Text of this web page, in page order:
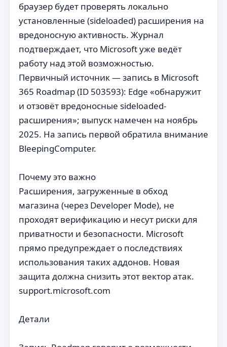
браузер будет проверять локально
установленные (sideloaded) расширения на
вредоносную активность. Журнал
подтверждает, что Microsoft уже ведёт
работу над этой возможностью.
Первичный источник — запись в Microsoft
365 Roadmap (ID 503593): Edge «обнаружит
и отзовёт вредоносные sideloaded-
расширения»; выпуск намечен на ноябрь
2025. На запись первой обратила внимание
BleepingComputer.
Почему это важно
Расширения, загруженные в обход
магазина (через Developer Mode), не
проходят верификацию и несут риски для
приватности и безопасности. Microsoft
прямо предупреждает о последствиях
использования таких аддонов. Новая
защита должна снизить этот вектор атак.
support.microsoft.com
Детали